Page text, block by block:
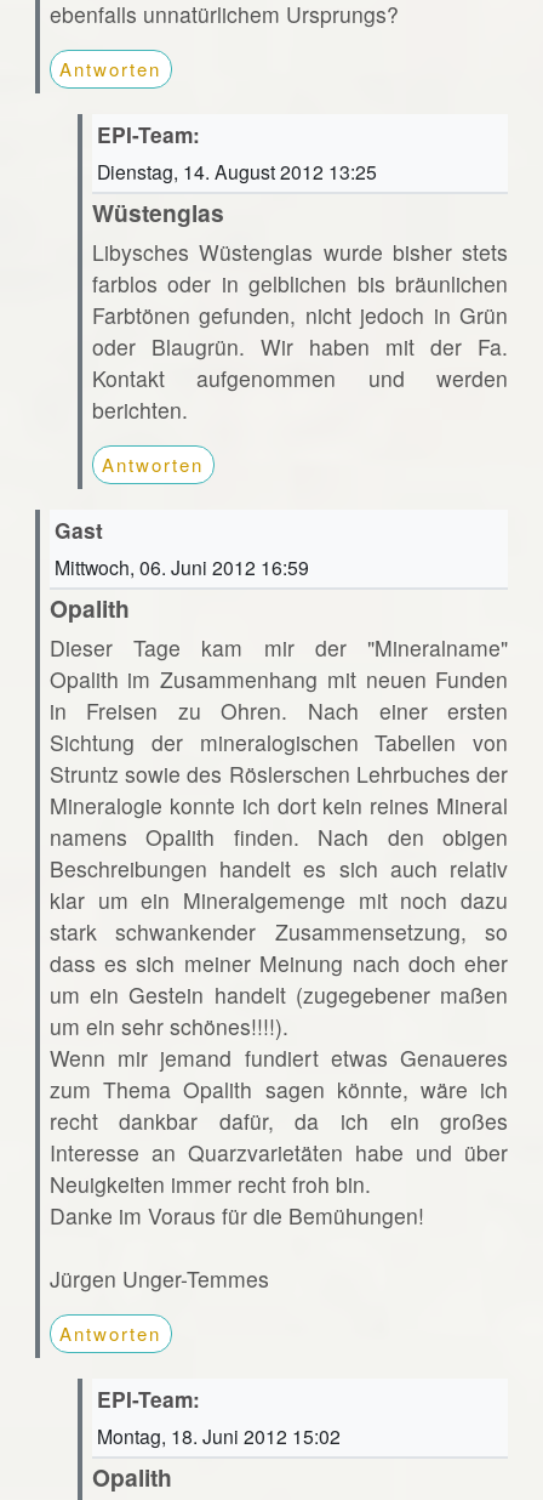
ebenfalls unnatürlichem Ursprungs?
Antworten
EPI-Team:
Dienstag, 14. August 2012 13:25
Wüstenglas
Libysches Wüstenglas wurde bisher stets
farblos oder in gelblichen bis bräunlichen
Farbtönen gefunden, nicht jedoch in Grün
oder Blaugrün. Wir haben mit der Fa.
Kontakt aufgenommen und werden
berichten.
Antworten
Gast
Mittwoch, 06. Juni 2012 16:59
Opalith
Dieser Tage kam mir der "Mineralname"
Opalith im Zusammenhang mit neuen Funden
in Freisen zu Ohren. Nach einer ersten
Sichtung der mineralogischen Tabellen von
Struntz sowie des Röslerschen Lehrbuches der
Mineralogie konnte ich dort kein reines Mineral
namens Opalith finden. Nach den obigen
Beschreibungen handelt es sich auch relativ
klar um ein Mineralgemenge mit noch dazu
stark schwankender Zusammensetzung, so
dass es sich meiner Meinung nach doch eher
um ein Gestein handelt (zugegebener maßen
um ein sehr schönes!!!!).
Wenn mir jemand fundiert etwas Genaueres
zum Thema Opalith sagen könnte, wäre ich
recht dankbar dafür, da ich ein großes
Interesse an Quarzvarietäten habe und über
Neuigkeiten immer recht froh bin.
Danke im Voraus für die Bemühungen!
Jürgen Unger-Temmes
Antworten
EPI-Team:
Montag, 18. Juni 2012 15:02
Opalith